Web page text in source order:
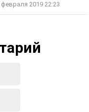
февраля 2019 22:23